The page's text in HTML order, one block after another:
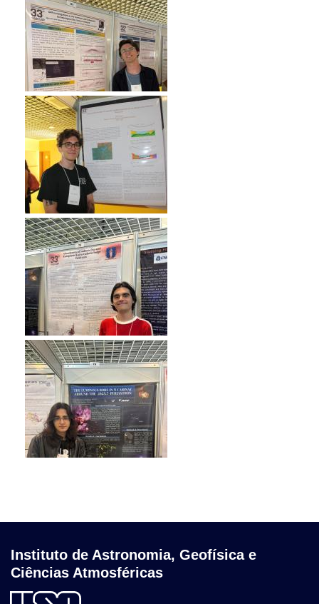
Instituto de Astronomia, Geofísica e
Ciências Atmosféricas